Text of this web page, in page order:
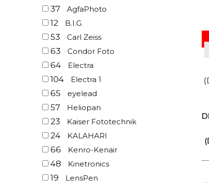
37 AgfaPhoto
12 B.I.G.
53 Carl Zeiss
63 Condor Foto
64 Electra
104 Electra 1
65 eyelead
57 Heliopan
23 Kaiser Fototechnik
24 KALAHARI
66 Kenro-Kenair
48 Kinetronics
19 LensPen